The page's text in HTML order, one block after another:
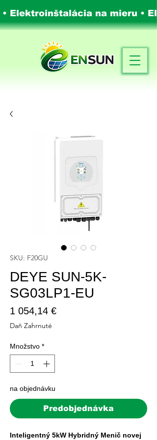
Elektroinštalácia na mieru •
SKU: F20GU
DEYE SUN-5K-
SG03LP1-EU
1 054,14 €Price
Daň Zahrnuté
Množstvo *
na objednávku
Predobjednávka
Inteligentný 5kW Hybridný Menič novej